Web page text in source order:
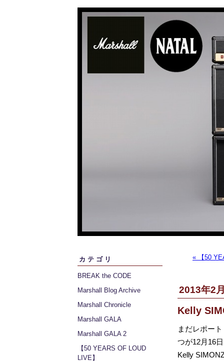
カテゴリ
BREAK the CODE
Marshall Blog Archive
Marshall Chronicle
Marshall GALA
Marshall GALA 2
【50 YEARS OF LOUD
LIVE】
« 【50
2013年2
Kelly
まだレポー
つが12月16
Kelly